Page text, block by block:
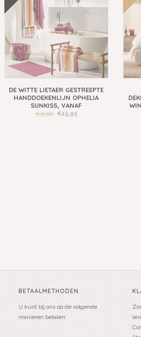
DE WITTE LIETAER GESTREEPTE
HANDDOEKENLIJN OPHELIA
SUNKISS, VANAF
€31,90 €15,95
BETAALMETHODEN
U kunt bij ons op de volgende
manieren betalen: